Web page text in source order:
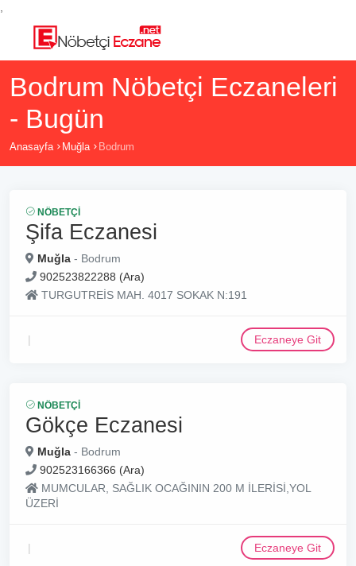
Bodrum Nöbetçi Eczaneleri
- Bugün
Anasayfa Muğla Bodrum
NÖBETÇI
Şifa Eczanesi
Muğla - Bodrum
902523822288 (Ara)
TURGUTREİS MAH. 4017 SOKAK N:191
Eczaneye Git
NÖBETÇI
Gökçe Eczanesi
Muğla - Bodrum
902523166366 (Ara)
MUMCULAR, SAĞLIK OCAĞININ 200 M İLERİSİ,YOL
ÜZERİ
Eczaneye Git